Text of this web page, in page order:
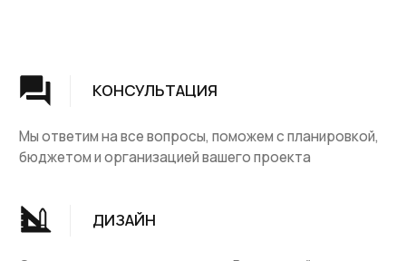
Доставка и оплата
Вопросы и ответы
О компании
Деревянные лестницы
На металокаркасе
Мебель
ДПК, термодревесина